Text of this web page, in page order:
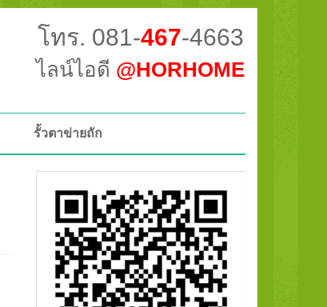
โทร. 081-467-4663
ไลน์ไอดี @HORHOME
รั้วตาข่ายถัก